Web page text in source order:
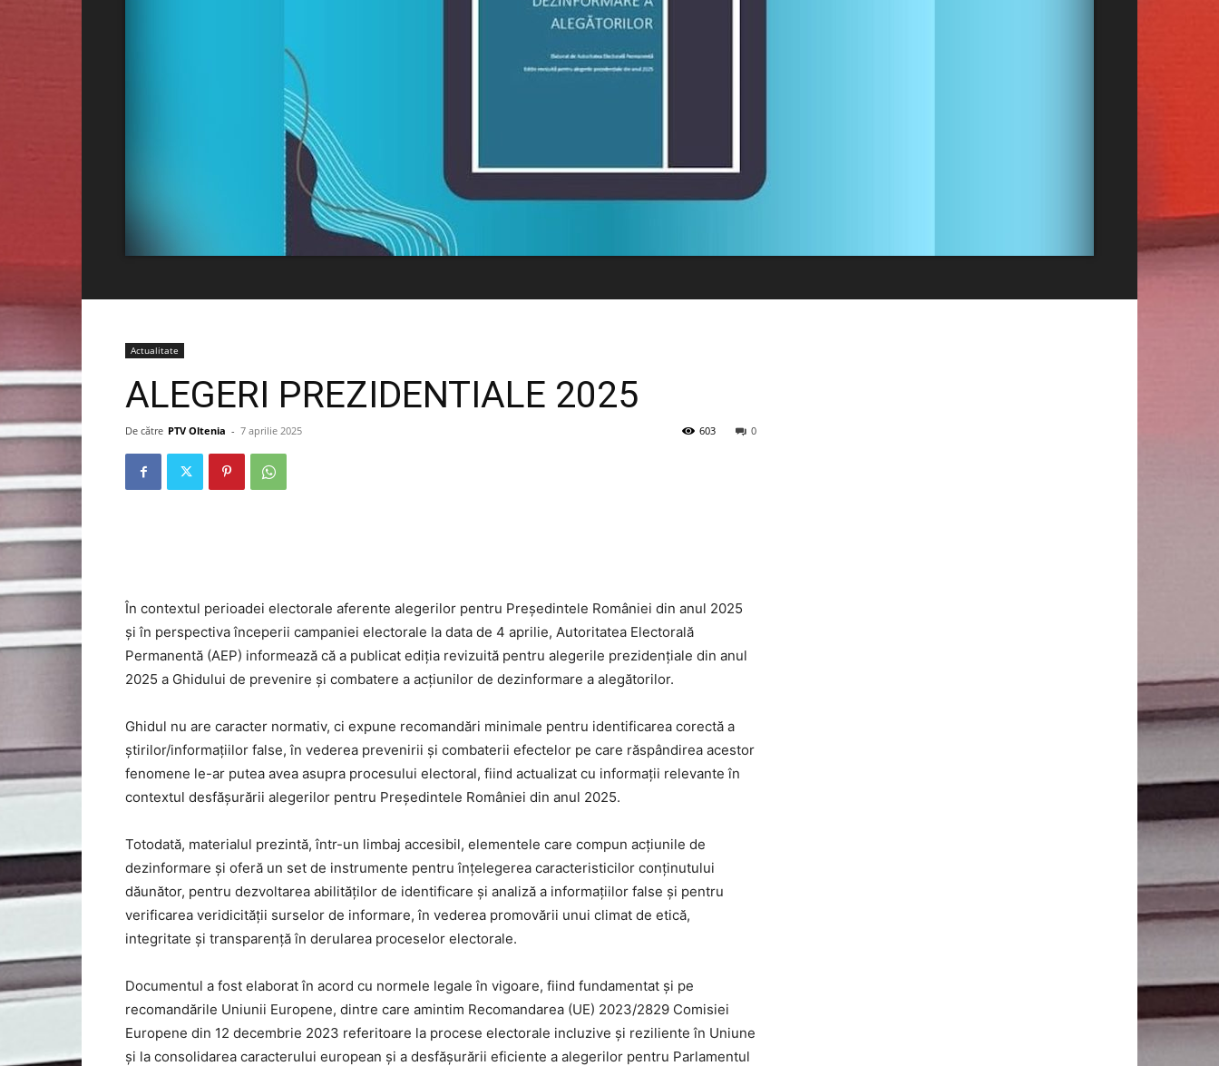
Actualitate
ALEGERI PREZIDENTIALE 2025
De către PTV Oltenia - 7 aprilie 2025 0
603
În contextul perioadei electorale aferente alegerilor pentru Președintele României din anul 2025
și în perspectiva începerii campaniei electorale la data de 4 aprilie, Autoritatea Electorală
Permanentă (AEP) informează că a publicat ediția revizuită pentru alegerile prezidențiale din anul
2025 a Ghidului de prevenire și combatere a acțiunilor de dezinformare a alegătorilor.
Ghidul nu are caracter normativ, ci expune recomandări minimale pentru identificarea corectă a
știrilor/informațiilor false, în vederea prevenirii și combaterii efectelor pe care răspândirea acestor
fenomene le-ar putea avea asupra procesului electoral, fiind actualizat cu informații relevante în
contextul desfășurării alegerilor pentru Președintele României din anul 2025.
Totodată, materialul prezintă, într-un limbaj accesibil, elementele care compun acțiunile de
dezinformare și oferă un set de instrumente pentru înțelegerea caracteristicilor conținutului
dăunător, pentru dezvoltarea abilităților de identificare și analiză a informațiilor false și pentru
verificarea veridicității surselor de informare, în vederea promovării unui climat de etică,
integritate și transparență în derularea proceselor electorale.
Documentul a fost elaborat în acord cu normele legale în vigoare, fiind fundamentat și pe
recomandările Uniunii Europene, dintre care amintim Recomandarea (UE) 2023/2829 Comisiei
Europene din 12 decembrie 2023 referitoare la procese electorale incluzive și reziliente în Uniune
și la consolidarea caracterului european și a desfășurării eficiente a alegerilor pentru Parlamentul